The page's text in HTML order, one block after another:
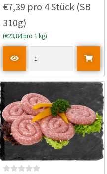
€7,39 pro 4 Stück (SB
310g)
(€23,84 pro 1 kg)